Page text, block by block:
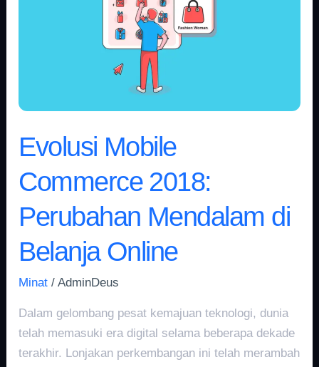
Evolusi Mobile
Commerce 2018:
Perubahan Mendalam di
Belanja Online
Minat /AdminDeus
Dalam gelombang pesat kemajuan teknologi, dunia
telah memasuki era digital selama beberapa dekade
terakhir. Lonjakan perkembangan ini telah merambah
Belanja